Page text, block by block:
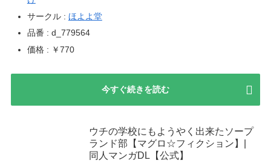
サークル : ほよよ堂
品番 : d_779564
価格 : ￥770
今すぐ続きを読む
ウチの学校にもようやく出来たソープ
ランド部【マグロ☆フィクション】|
同人マンガDL【公式】